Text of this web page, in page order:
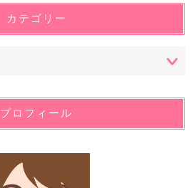
カテゴリー
プロフィール